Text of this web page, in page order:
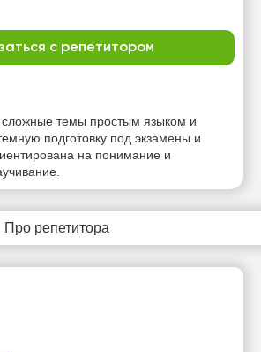
с репетитором
темы простым языком и
подготовку под экзамены и
на понимание и
Про репетитора
сб
вс
17:00
17:30
18:00
18:30
19:30
17:00
17:30
18:00
18:30
Нет
свободных